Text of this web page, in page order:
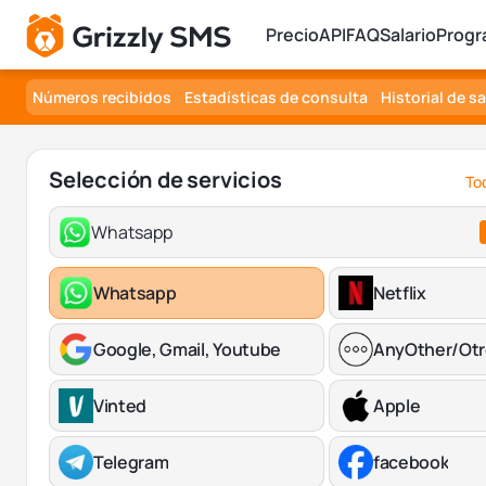
PrecioAPIFAQSalario
Números recibidos Estadísticas de consulta Historial de
Selección de servicios
Whatsapp
Whatsapp Netflix
Google, Gmail, Youtube AnyOther/
Vinted Apple
Telegram facebook